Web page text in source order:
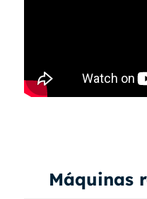
Máquinas